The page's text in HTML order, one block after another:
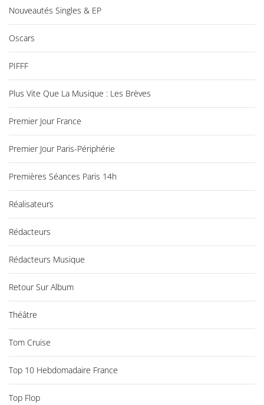
Nouveautés Singles & EP
Oscars
PIFFF
Plus Vite Que La Musique : Les Brèves
Premier Jour France
Premier Jour Paris-Périphérie
Premières Séances Paris 14h
Réalisateurs
Rédacteurs
Rédacteurs Musique
Retour Sur Album
Théâtre
Tom Cruise
Top 10 Hebdomadaire France
Top Flop